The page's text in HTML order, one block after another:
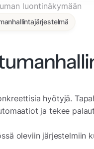
luontinäkymään
hyötyjä.
ja tekee
oleviin järjestelmiin